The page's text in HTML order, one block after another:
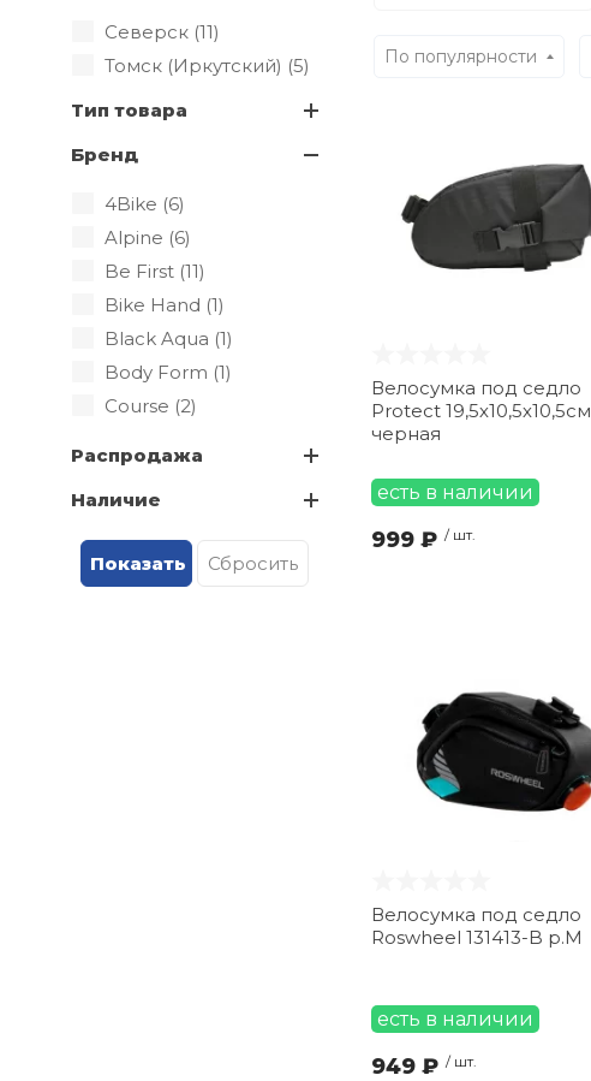
Северск (11)
Томск (Иркутский) (5)
Тип товара
Бренд
4Bike (6)
Alpine (6)
Be First (11)
Bike Hand (1)
Black Aqua (1)
Body Form (1)
Course (2)
Horst (
KLONK (
Kenli (1)
M-Wave (
)
Распродажа
Наличие
По популярности
Велосумка под седло
Protect 19,5х10,5х10,5см
черная
есть в наличии
999 ₽ / шт.
Велосумка под седло
Roswheel 131413-B р.М
есть в наличии
949 ₽ / шт.